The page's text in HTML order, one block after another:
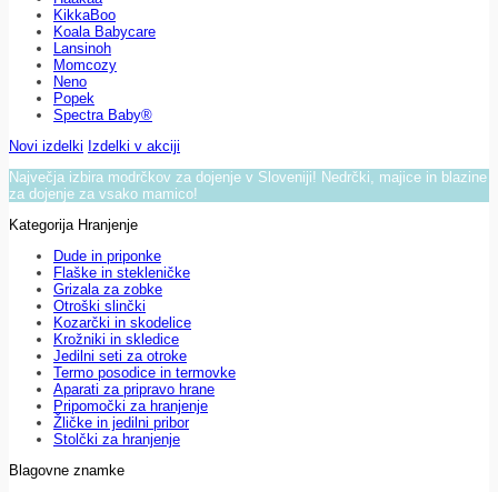
KikkaBoo
Koala Babycare
Lansinoh
Momcozy
Neno
Popek
Spectra Baby®
Novi izdelki Izdelki v akciji
Največja izbira modrčkov za dojenje v Sloveniji! Nedrčki, majice in blazine
za dojenje za vsako mamico!
Kategorija Hranjenje
Dude in priponke
Flaške in stekleničke
Grizala za zobke
Otroški slinčki
Kozarčki in skodelice
Krožniki in skledice
Jedilni seti za otroke
Termo posodice in termovke
Aparati za pripravo hrane
Pripomočki za hranjenje
Žličke in jedilni pribor
Stolčki za hranjenje
Blagovne znamke